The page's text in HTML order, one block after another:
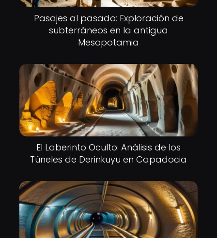
Pasajes al pasado: Exploración de
subterráneos en la antigua
Mesopotamia
El Laberinto Oculto: Análisis de los
Túneles de Derinkuyu en Capadocia